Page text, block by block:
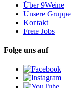
Über 9Weine
Unsere Gruppe
Kontakt
Freie Jobs
Folge uns auf